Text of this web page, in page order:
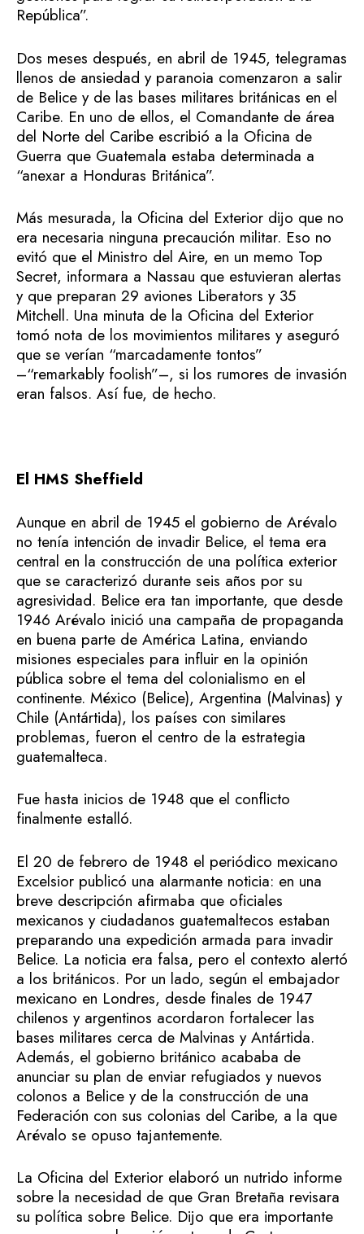
República”.
Dos meses después, en abril de 1945, telegramas
llenos de ansiedad y paranoia comenzaron a salir
de Belice y de las bases militares británicas en el
Caribe. En uno de ellos, el Comandante de área
del Norte del Caribe escribió a la Oficina de
Guerra que Guatemala estaba determinada a
“anexar a Honduras Británica”.
Más mesurada, la Oficina del Exterior dijo que no
era necesaria ninguna precaución militar. Eso no
evitó que el Ministro del Aire, en un memo Top
Secret, informara a Nassau que estuvieran alertas
y que preparan 29 aviones Liberators y 35
Mitchell. Una minuta de la Oficina del Exterior
tomó nota de los movimientos militares y aseguró
que se verían “marcadamente tontos”
–“remarkably foolish”–, si los rumores de invasión
eran falsos. Así fue, de hecho.
El HMS Sheffield
Aunque en abril de 1945 el gobierno de Arévalo
no tenía intención de invadir Belice, el tema era
central en la construcción de una política exterior
que se caracterizó durante seis años por su
agresividad. Belice era tan importante, que desde
1946 Arévalo inició una campaña de propaganda
en buena parte de América Latina, enviando
misiones especiales para influir en la opinión
pública sobre el tema del colonialismo en el
continente. México (Belice), Argentina (Malvinas) y
Chile (Antártida), los países con similares
problemas, fueron el centro de la estrategia
guatemalteca.
Fue hasta inicios de 1948 que el conflicto
finalmente estalló.
El 20 de febrero de 1948 el periódico mexicano
Excelsior publicó una alarmante noticia: en una
breve descripción afirmaba que oficiales
mexicanos y ciudadanos guatemaltecos estaban
preparando una expedición armada para invadir
Belice. La noticia era falsa, pero el contexto alertó
a los británicos. Por un lado, según el embajador
mexicano en Londres, desde finales de 1947
chilenos y argentinos acordaron fortalecer las
bases militares cerca de Malvinas y Antártida.
Además, el gobierno británico acababa de
anunciar su plan de enviar refugiados y nuevos
colonos a Belice y de la construcción de una
Federación con sus colonias del Caribe, a la que
Arévalo se opuso tajantemente.
La Oficina del Exterior elaboró un nutrido informe
sobre la necesidad de que Gran Bretaña revisara
su política sobre Belice. Dijo que era importante